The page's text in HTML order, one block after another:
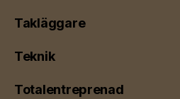
Takläggare
Teknik
Totalentreprenad